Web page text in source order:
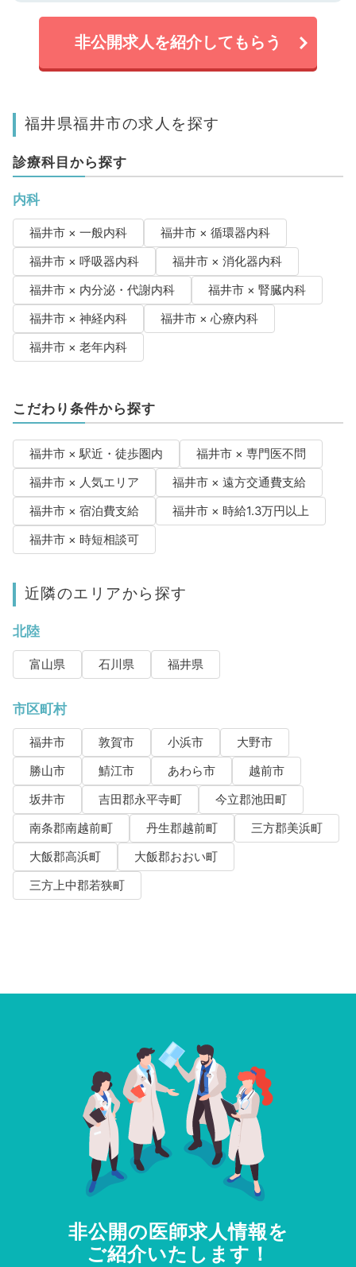
非公開求人を紹介してもらう
福井県福井市の求人を探す
診療科目から探す
内科
福井市 × 一般内科
福井市 × 循環器内科
福井市 × 呼吸器内科
福井市 × 消化器内科
福井市 × 内分泌・代謝内科
福井市 × 腎臓内科
福井市 × 神経内科
福井市 × 心療内科
福井市 × 老年内科
こだわり条件から探す
福井市 × 駅近・徒歩圏内
福井市 × 専門医不問
福井市 × 人気エリア
福井市 × 遠方交通費支給
福井市 × 宿泊費支給
福井市 × 時給1.3万円以上
福井市 × 時短相談可
近隣のエリアから探す
北陸
富山県 石川県 福井県
市区町村
福井市 敦賀市 小浜市
大野市
勝山市
鯖江市 あわら市
越前市
坂井市
吉田郡永平寺町
今立郡池田町
南条郡南越前町
丹生郡越前町
三方郡美浜町
大飯郡高浜町
大飯郡おおい町
三方上中郡若狭町
非公開の医師求人情報を
ご紹介いたします！